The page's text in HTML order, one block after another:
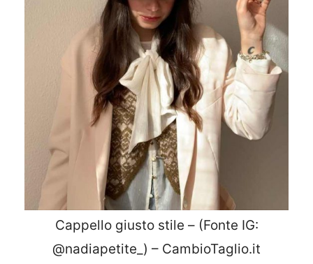
Cappello giusto stile – (Fonte IG:
@nadiapetite_) – CambioTaglio.it